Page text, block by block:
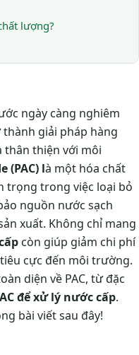
lượng?
ngày càng nghiêm
giải pháp hàng
thân thiện với môi
(PAC) là một hóa chất
trọng trong việc loại bỏ
nguồn nước sạch
xuất. Không chỉ mang
còn giúp giảm chi phí
cực đến môi trường.
diện về PAC, từ đặc
để xử lý nước cấp.
bài viết sau đây!